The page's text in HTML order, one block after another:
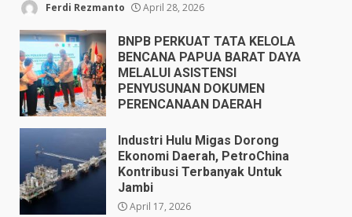
Ferdi Rezmanto April 28, 2026
BNPB PERKUAT TATA KELOLA
BENCANA PAPUA BARAT DAYA
MELALUI ASISTENSI
PENYUSUNAN DOKUMEN
PERENCANAAN DAERAH
Industri Hulu Migas Dorong
Ekonomi Daerah, PetroChina
Kontribusi Terbanyak Untuk
Jambi
April 17, 2026